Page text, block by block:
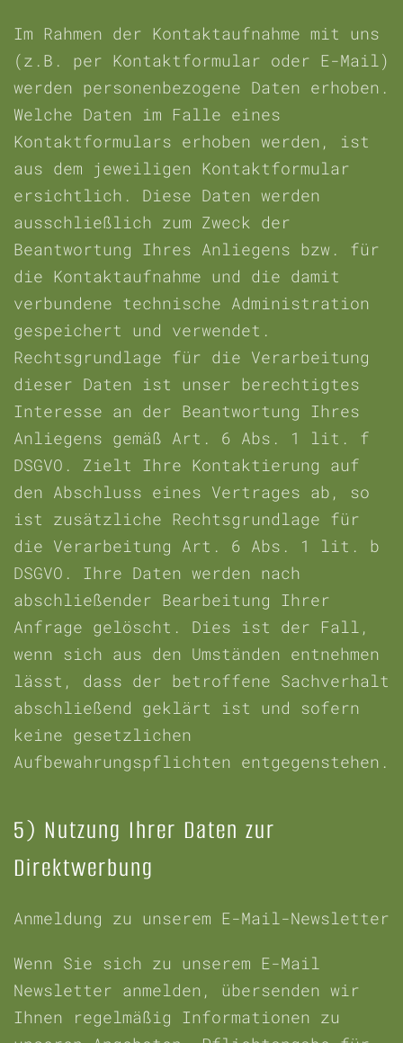
Im Rahmen der Kontaktaufnahme mit uns
(z.B. per Kontaktformular oder E-Mail)
werden personenbezogene Daten erhoben.
Welche Daten im Falle eines
Kontaktformulars erhoben werden, ist
aus dem jeweiligen Kontaktformular
ersichtlich. Diese Daten werden
ausschließlich zum Zweck der
Beantwortung Ihres Anliegens bzw. für
die Kontaktaufnahme und die damit
verbundene technische Administration
gespeichert und verwendet.
Rechtsgrundlage für die Verarbeitung
dieser Daten ist unser berechtigtes
Interesse an der Beantwortung Ihres
Anliegens gemäß Art. 6 Abs. 1 lit. f
DSGVO. Zielt Ihre Kontaktierung auf
den Abschluss eines Vertrages ab, so
ist zusätzliche Rechtsgrundlage für
die Verarbeitung Art. 6 Abs. 1 lit. b
DSGVO. Ihre Daten werden nach
abschließender Bearbeitung Ihrer
Anfrage gelöscht. Dies ist der Fall,
wenn sich aus den Umständen entnehmen
lässt, dass der betroffene Sachverhalt
abschließend geklärt ist und sofern
keine gesetzlichen
Aufbewahrungspflichten entgegenstehen.
5) Nutzung Ihrer Daten zur
Direktwerbung
Anmeldung zu unserem E-Mail-Newsletter
Wenn Sie sich zu unserem E-Mail
Newsletter anmelden, übersenden wir
Ihnen regelmäßig Informationen zu